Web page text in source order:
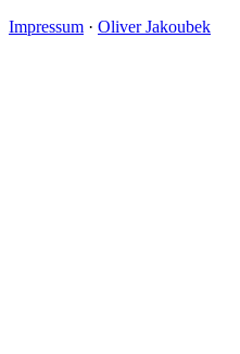
Impressum · Oliver Jakoubek